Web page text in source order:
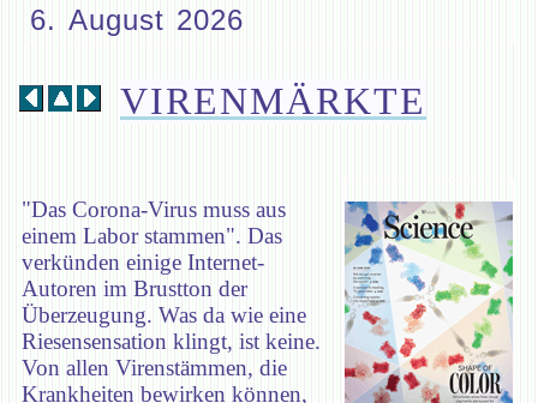
6. August 2026
VIRENMÄRKTE
"Das Corona-Virus muss aus
einem Labor stammen". Das
verkünden einige Internet-
Autoren im Brustton der
Überzeugung. Was da wie eine
Riesensensation klingt, ist keine.
Von allen Virenstämmen, die
Krankheiten bewirken können,